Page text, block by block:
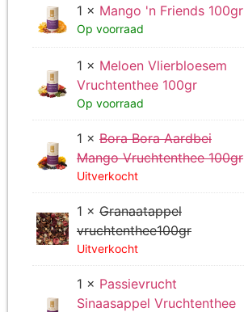
1 × Mango 'n Friends 100gr
Op voorraad
1 × Meloen Vlierbloesem
Vruchtenthee 100gr
Op voorraad
1 × Bora Bora Aardbei
Mango Vruchtenthee 100gr
Uitverkocht
1 × Granaatappel
vruchtenthee100gr
Uitverkocht
1 × Passievrucht
Sinaasappel Vruchtenthee